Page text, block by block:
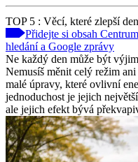
TOP 5 : Věcí, které zlepší
Přidejte si obsah
hledání a Google zprávy
Ne každý den může být
Nemusíš měnit celý režim
malé úpravy, které ovlivní
jednoduchost je jejich
ale jejich efekt bývá